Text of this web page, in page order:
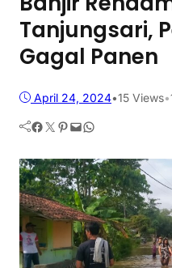
Tanjungsari,
Gagal Panen
April 24, 2024•15 Views•
Facebook Twitter Pinterest Mail WhatsApp